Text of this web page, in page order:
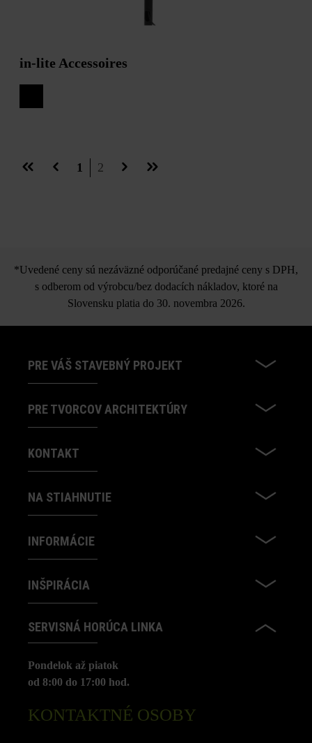
in-lite Accessoires
Stránka
1 Stránka
2
*Uvedené ceny sú nezáväzné odporúčané predajné ceny s DPH,
s odberom od výrobcu/bez dodacích nákladov, ktoré na
Slovensku platia do 30. novembra 2026.
PRE VÁŠ STAVEBNÝ PROJEKT
PRE TVORCOV ARCHITEKTÚRY
KONTAKT
NA STIAHNUTIE
INFORMÁCIE
INŠPIRÁCIA
SERVISNÁ HORÚCA LINKA
Pondelok až piatok
od 8:00 do 17:00 hod.
KONTAKTNÉ OSOBY